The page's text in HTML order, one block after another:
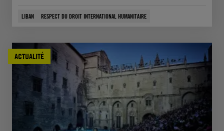
LIBAN RESPECT DU DROIT INTERNATIONAL HUMANITAIRE
ACTUALITÉ